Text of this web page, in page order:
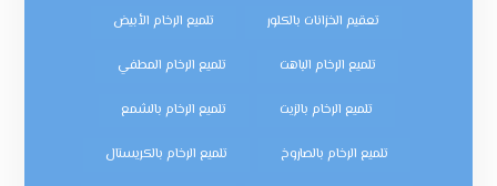
تعقيم الخزانات بالكلور تلميع الرخام الأبيض
تلميع الرخام الباهت تلميع الرخام المطفي
تلميع الرخام بالزيت تلميع الرخام بالشمع
تلميع الرخام بالصاروخ تلميع الرخام بالكريستال